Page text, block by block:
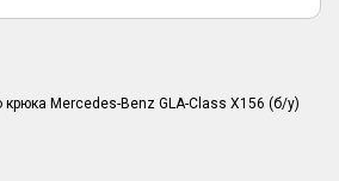
крюка Mercedes-Benz GLA-Class X156 (б/у)